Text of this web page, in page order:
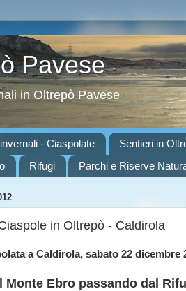
Pavese
in Oltrepò Pavese
- Ciaspolate Sentieri in
Rifugi Parchi e Riserve
in Oltrepò - Caldirola
a Caldirola, sabato 22 dicembre
Monte Ebro passando dal